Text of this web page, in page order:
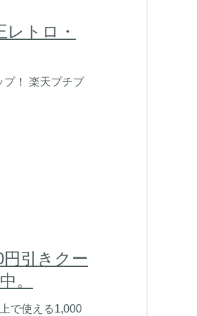
トロ・
プ！ 楽天プチプ
引きクー
。
で使える1,000